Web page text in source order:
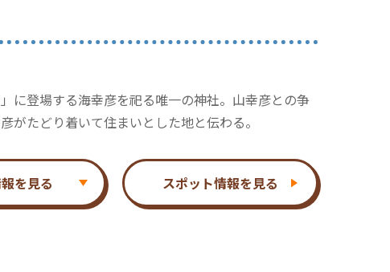
に登場する海幸彦を祀る唯一の神社。山幸彦との争
がたどり着いて住まいとした地と伝わる。
を見る スポット情報を見る